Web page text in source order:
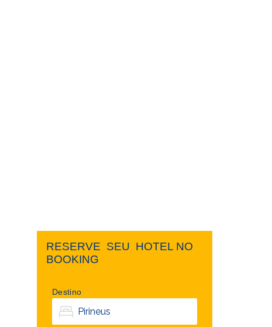
RESERVE ​ ​SEU ​ ​HOTEL NO ​ ​
BOOKING
Destino